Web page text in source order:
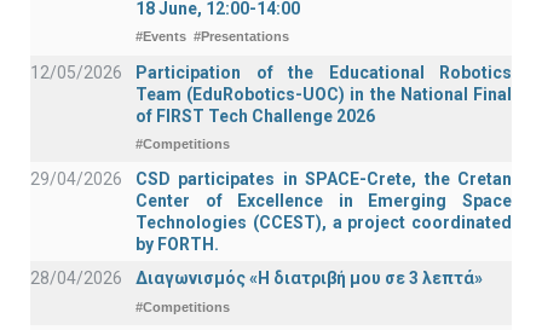
18 June, 12:00-14:00
#Events #Presentations
12/05/2026
Participation of the Educational Robotics
Team (EduRobotics-UOC) in the National Final
of FIRST Tech Challenge 2026
#Competitions
29/04/2026
CSD participates in SPACE-Crete, the Cretan
Center of Excellence in Emerging Space
Technologies (CCEST), a project coordinated
by FORTH.
28/04/2026
Διαγωνισμός «Η διατριβή μου σε 3 λεπτά»
#Competitions